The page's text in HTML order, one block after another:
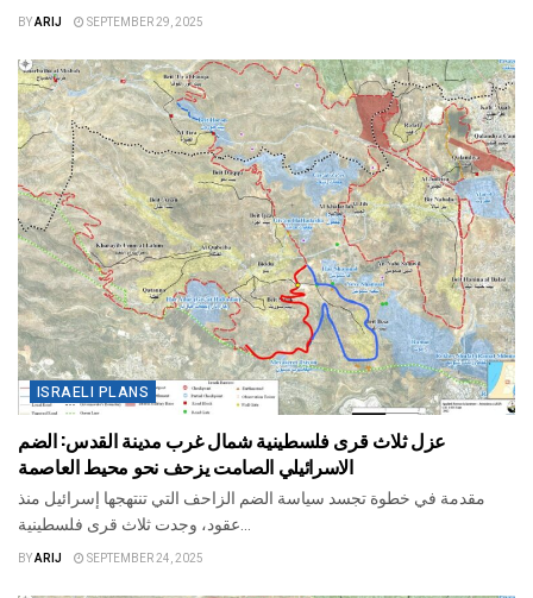
BYARIJ SEPTEMBER 29, 2025
ISRAELI PLANS
عزل ثلاث قرى فلسطينية شمال غرب مدينة القدس: الضم
الاسرائيلي الصامت يزحف نحو محيط العاصمة
مقدمة في خطوة تجسد سياسة الضم الزاحف التي تنتهجها إسرائيل منذ
عقود، وجدت ثلاث قرى فلسطينية...
BYARIJ SEPTEMBER 24, 2025